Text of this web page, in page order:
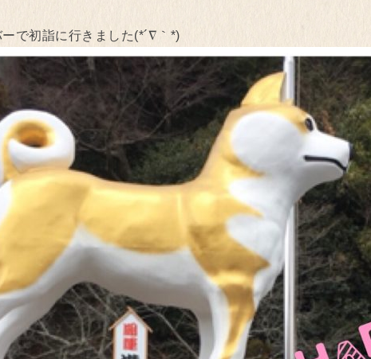
で初詣に行きました(*´∇｀*)